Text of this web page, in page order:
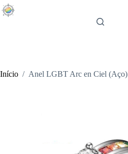
Pular
para
Início / Anel LGBT Arc en Ciel (Aço)